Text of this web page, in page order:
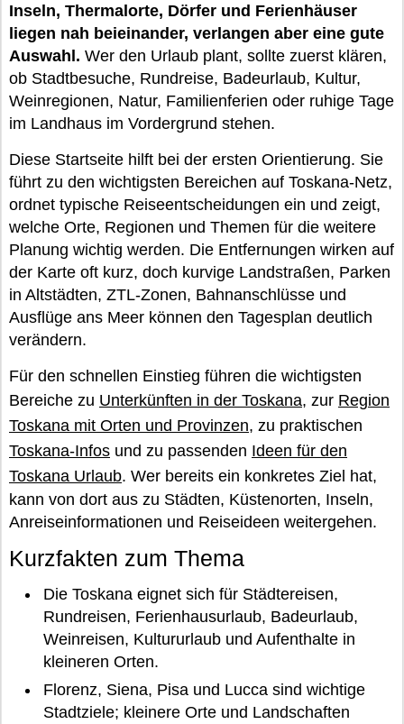
Inseln, Thermalorte, Dörfer und Ferienhäuser
liegen nah beieinander, verlangen aber eine gute
Auswahl. Wer den Urlaub plant, sollte zuerst klären,
ob Stadtbesuche, Rundreise, Badeurlaub, Kultur,
Weinregionen, Natur, Familienferien oder ruhige Tage
im Landhaus im Vordergrund stehen.
Diese Startseite hilft bei der ersten Orientierung. Sie
führt zu den wichtigsten Bereichen auf Toskana-Netz,
ordnet typische Reiseentscheidungen ein und zeigt,
welche Orte, Regionen und Themen für die weitere
Planung wichtig werden. Die Entfernungen wirken auf
der Karte oft kurz, doch kurvige Landstraßen, Parken
in Altstädten, ZTL-Zonen, Bahnanschlüsse und
Ausflüge ans Meer können den Tagesplan deutlich
verändern.
Für den schnellen Einstieg führen die wichtigsten
Bereiche zu Unterkünften in der Toskana, zur Region
Toskana mit Orten und Provinzen, zu praktischen
Toskana-Infos und zu passenden Ideen für den
Toskana Urlaub. Wer bereits ein konkretes Ziel hat,
kann von dort aus zu Städten, Küstenorten, Inseln,
Anreiseinformationen und Reiseideen weitergehen.
Kurzfakten zum Thema
Die Toskana eignet sich für Städtereisen,
Rundreisen, Ferienhausurlaub, Badeurlaub,
Weinreisen, Kultururlaub und Aufenthalte in
kleineren Orten.
Florenz, Siena, Pisa und Lucca sind wichtige
Stadtziele; kleinere Orte und Landschaften